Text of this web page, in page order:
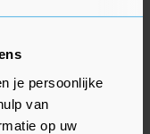
je persoonlijke
van
op uw